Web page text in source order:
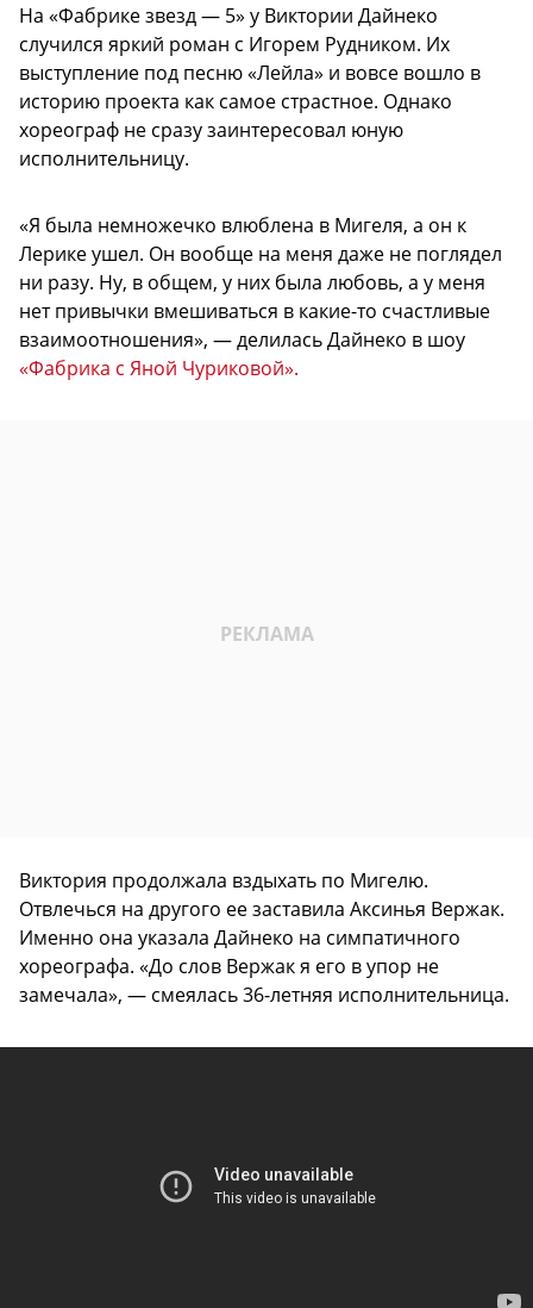
На «Фабрике звезд — 5» у Виктории Дайнеко
случился яркий роман с Игорем Рудником. Их
выступление под песню «Лейла» и вовсе вошло в
историю проекта как самое страстное. Однако
хореограф не сразу заинтересовал юную
исполнительницу.
«Я была немножечко влюблена в Мигеля, а он к
Лерике ушел. Он вообще на меня даже не поглядел
ни разу. Ну, в общем, у них была любовь, а у меня
нет привычки вмешиваться в какие-то счастливые
взаимоотношения», — делилась Дайнеко в шоу
«Фабрика с Яной Чуриковой».
Виктория продолжала вздыхать по Мигелю.
Отвлечься на другого ее заставила Аксинья Вержак.
Именно она указала Дайнеко на симпатичного
хореографа. «До слов Вержак я его в упор не
замечала», — смеялась 36-летняя исполнительница.